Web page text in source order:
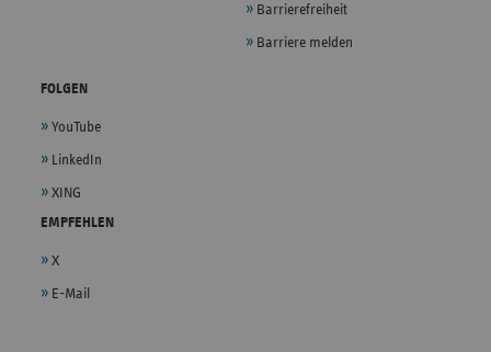
Barrierefreiheit
Barriere melden
FOLGEN
YouTube
LinkedIn
XING
EMPFEHLEN
X
E-Mail